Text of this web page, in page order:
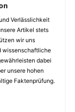
Verlässlichkeit
Artikel stets
wir uns
wissenschaftliche
dabei
unsere hohen
Faktenprüfung.